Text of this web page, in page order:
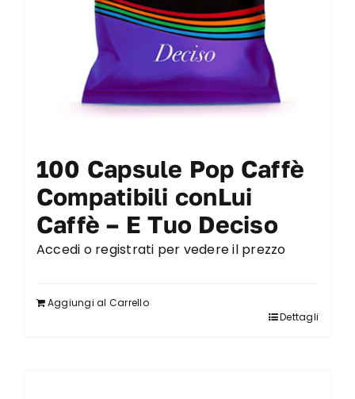
100 Capsule Pop Caffè
Compatibili conLui
Caffè – E Tuo Deciso
Accedi o registrati per vedere il prezzo
Aggiungi al Carrello
Dettagli